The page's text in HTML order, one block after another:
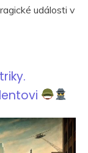
události v